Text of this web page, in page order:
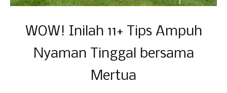
WOW! Inilah 11+ Tips Ampuh
Nyaman Tinggal bersama
Mertua